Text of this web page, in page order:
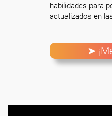
habilidades para
actualizados en
➤